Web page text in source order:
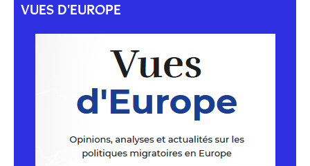
VUES D'EUROPE